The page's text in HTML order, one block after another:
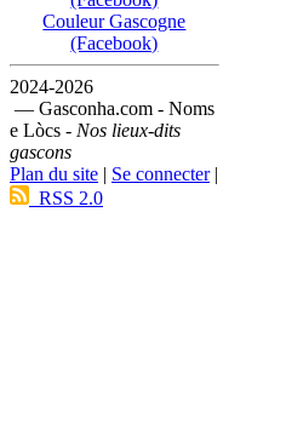
Couleur Gascogne
(Facebook)
2024-2026
— Gasconha.com - Noms
e Lòcs - Nos lieux-dits
gascons
Plan du site | Se connecter|
RSS 2.0